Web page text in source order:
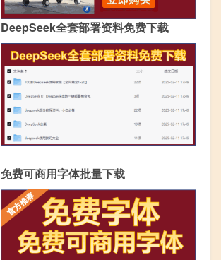
DeepSeek全套部署资料免费下载
免费可商用字体批量下载